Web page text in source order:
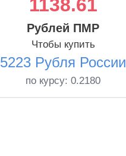
1138.61
Рублей ПМР
Чтобы купить
5223 Рубля России
по курсу: 0.2180